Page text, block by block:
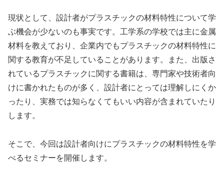
現状として、設計者がプラスチックの材料特性について学
ぶ機会が少ないのも事実です。工学系の学校では主に金属
材料を教えており、企業内でもプラスチックの材料特性に
関する教育が不足していることがあります。また、出版さ
れているプラスチックに関する書籍は、専門家や技術者向
けに書かれたものが多く、設計者にとっては理解しにくか
ったり、実務では知らなくてもいい内容が含まれていたり
します。
そこで、今回は設計者向けにプラスチックの材料特性を学
べるセミナーを開催します。